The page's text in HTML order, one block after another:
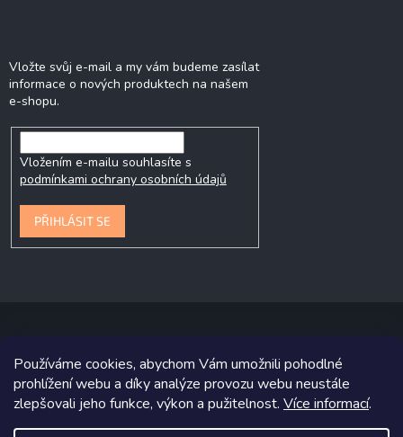
Používáme cookies, abychom Vám umožnili pohodlné
prohlížení webu a díky analýze provozu webu neustále
zlepšovali jeho funkce, výkon a pužitelnost. Více informací.
Vložte svůj e-mail a my vám budeme zasílat
informace o nových produktech na našem
e-shopu.
Vložením e-mailu souhlasíte s
podmínkami ochrany osobních údajů
PŘIHLÁSIT SE
Copyright 2026P&P Krmiva. Všechna práva vyhrazena.
Grafický návrh vytvořil a na Shoptet implementoval Tomáš Hlad
Shoptetak.cz.